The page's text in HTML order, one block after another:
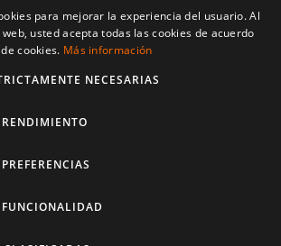
para mejorar la experiencia del usuario. Al
usted acepta todas las cookies de acuerdo
cookies. Más información
NECESARIAS